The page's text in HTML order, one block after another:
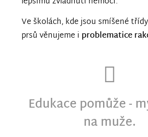
Ve školách, kde jsou smíšené
prsů věnujeme i problematice
Edukace pomůže -
na muže.